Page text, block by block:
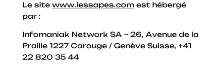
Le site www.lessapes.comest hébergé
par :
Infomaniak Network SA – 26, Avenue de la
Praille 1227 Carouge / Genève Suisse, +41
22 820 35 44